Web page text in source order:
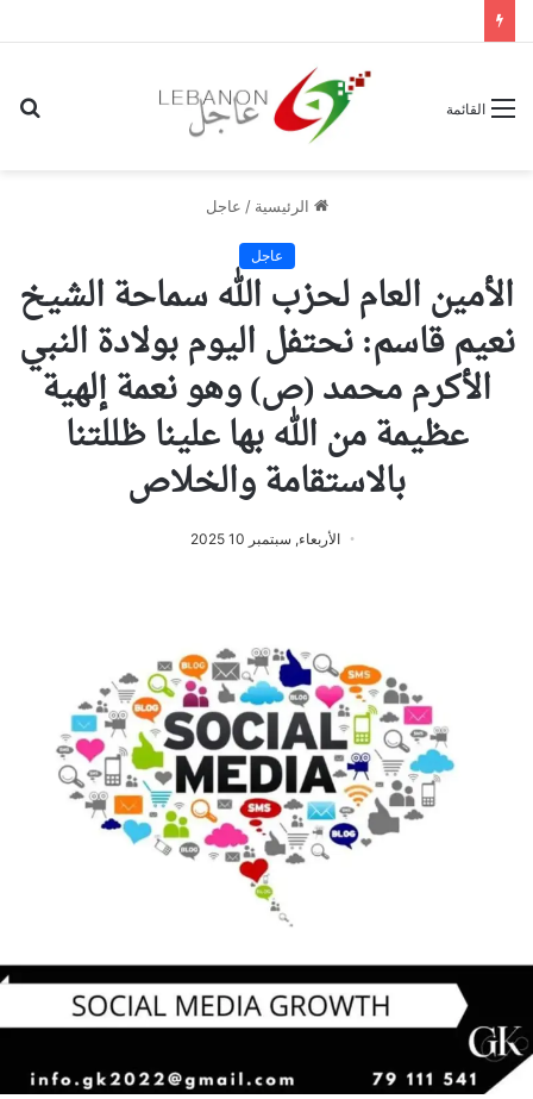
القائمة
الرئيسية / عاجل
عاجل
الأمين العام لحزب الله سماحة الشيخ
نعيم قاسم: نحتفل اليوم بولادة النبي
الأكرم محمد (ص) وهو نعمة إلهية
عظيمة من الله بها علينا ظللتنا
بالاستقامة والخلاص
الأربعاء, سبتمبر 10 2025